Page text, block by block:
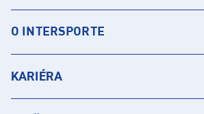
O INTERSPORTE
KARIÉRA